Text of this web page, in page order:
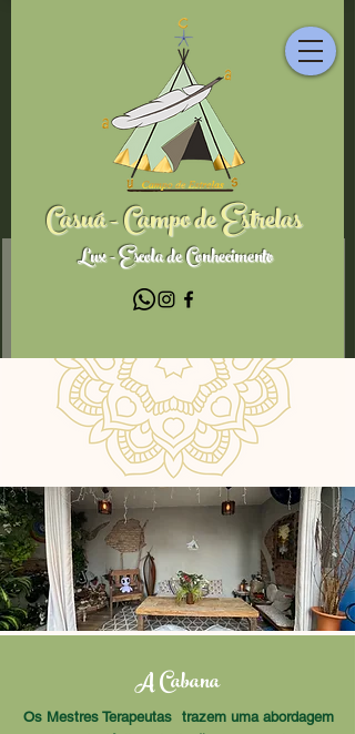
Casuá - Campo de Estrelas
Lux - Escola de Conhecimento
A Cabana
Os Mestres Terapeutas trazem uma abordagem